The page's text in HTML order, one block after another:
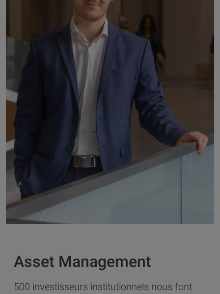
Asset Management
500 investisseurs institutionnels nous font